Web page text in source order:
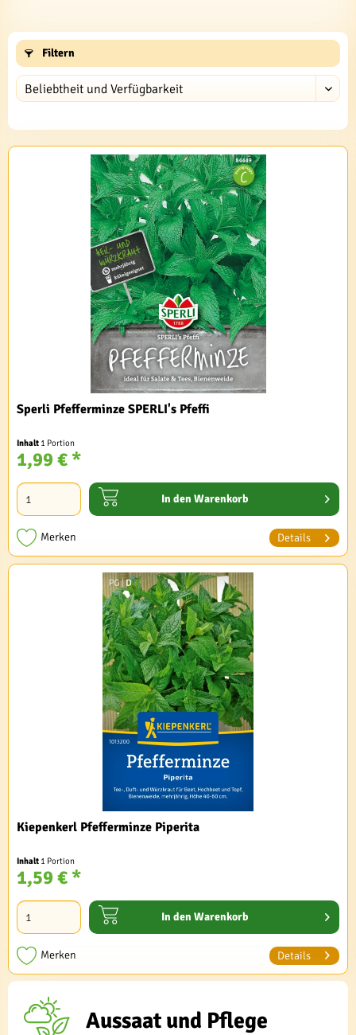
Filtern
Sperli Pfefferminze SPERLI's Pfeffi
Inhalt 1 Portion
1,99 € *
In den Warenkorb
Merken Details
Kiepenkerl Pfefferminze Piperita
Inhalt 1 Portion
1,59 € *
In den Warenkorb
Merken Details
Aussaat und Pflege